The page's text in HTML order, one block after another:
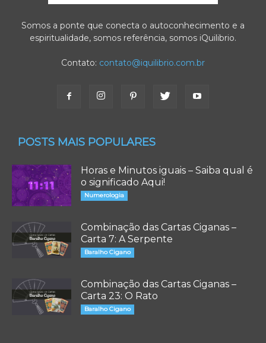
Somos a ponte que conecta o autoconhecimento e a
espiritualidade, somos referência, somos iQuilibrio.
Contato: contato@iquilibrio.com.br
POSTS MAIS POPULARES
Horas e Minutos iguais – Saiba qual é
o significado Aqui!
Numerologia
Combinação das Cartas Ciganas –
Carta 7: A Serpente
Baralho Cigano
Combinação das Cartas Ciganas –
Carta 23: O Rato
Baralho Cigano